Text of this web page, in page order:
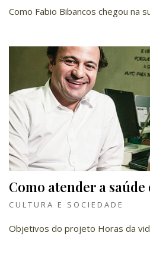
Como Fabio Bibancos chegou na
Como atender a saúde
CULTURA E SOCIEDADE
Objetivos do projeto Horas da